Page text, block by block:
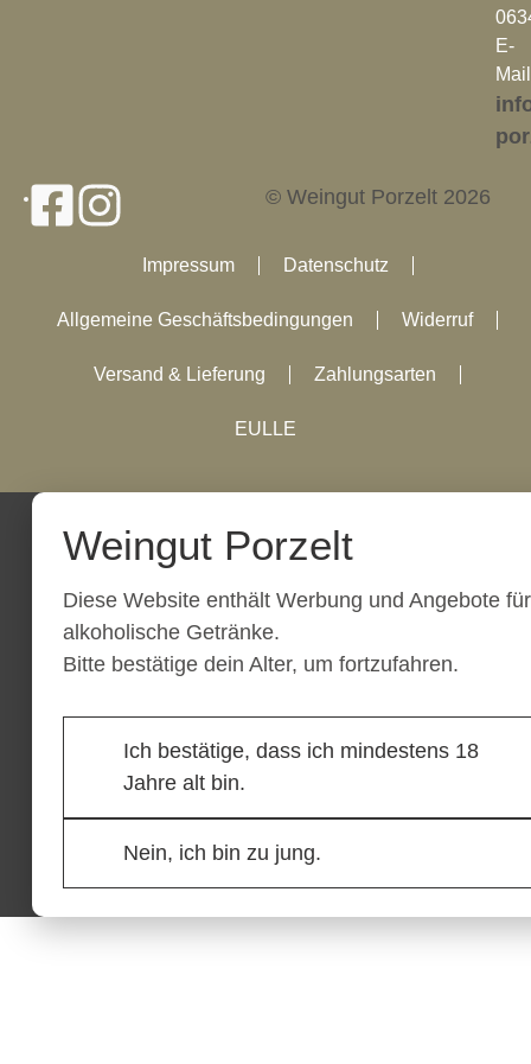
E-
© Weingut Porzelt 2026
Impressum Datenschutz
Allgemeine Geschäftsbedingungen Widerruf
Versand & Lieferung Zahlungsarten
EULLE
Weingut Porzelt
Diese Website enthält Werbung und Angebote für
alkoholische Getränke.
Bitte bestätige dein Alter, um fortzufahren.
Ich bestätige, dass ich mindestens 18
Jahre alt bin.
Nein, ich bin zu jung.